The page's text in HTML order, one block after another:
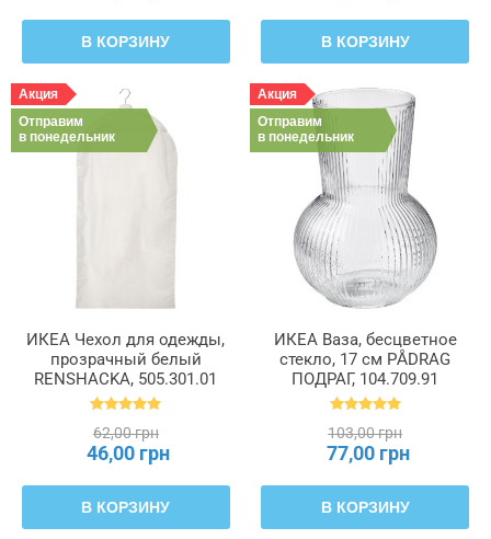
В КОРЗИНУ В КОРЗИНУ
Акция
Отправим
в понедельник
ИКЕА Чехол для одежды,
прозрачный белый
RENSHACKA, 505.301.01
62,00 грн
46,00 грн
В КОРЗИНУ
Акция
Отправим
в понедельник
ИКЕА Ваза, бесцветное
стекло, 17 см PÅDRAG
ПОДРАГ, 104.709.91
103,00 грн
77,00 грн
В КОРЗИНУ